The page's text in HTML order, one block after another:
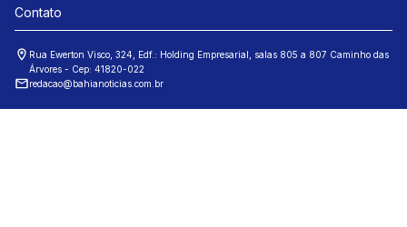
Contato
Rua Ewerton Visco, 324, Edf.: Holding Empresarial, salas 805 a 807 Caminho das
Árvores - Cep: 41820-022
redacao@bahianoticias.com.br